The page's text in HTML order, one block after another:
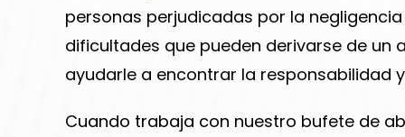
personas perjudicadas por la
dificultades que pueden derivarse de
ayudarle a encontrar la responsabilidad
Cuando trabaja con nuestro bufete de